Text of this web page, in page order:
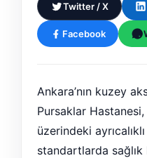
Twitter / X
Facebook
Ankara’nın kuzey
Pursaklar
üzerindeki
standartlarda